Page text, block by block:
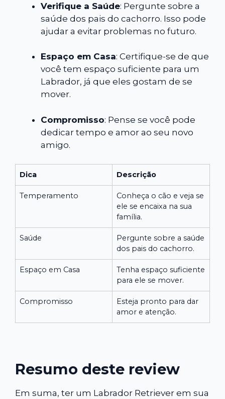
Verifique a Saúde: Pergunte sobre a
saúde dos pais do cachorro. Isso pode
ajudar a evitar problemas no futuro.
Espaço em Casa: Certifique-se de que
você tem espaço suficiente para um
Labrador, já que eles gostam de se
mover.
Compromisso: Pense se você pode
dedicar tempo e amor ao seu novo
amigo.
Dica Descrição
Temperamento
Conheça o cão e veja se
ele se encaixa na sua
família.
Saúde
Pergunte sobre a saúde
dos pais do cachorro.
Espaço em Casa
Tenha espaço suficiente
para ele se mover.
Compromisso
Esteja pronto para dar
amor e atenção.
Resumo deste review
Em suma, ter um Labrador Retriever em sua